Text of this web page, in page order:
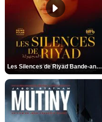
Les Silences de Riyad Bande-annonce VO STFR